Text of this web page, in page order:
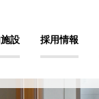
設 採用情報